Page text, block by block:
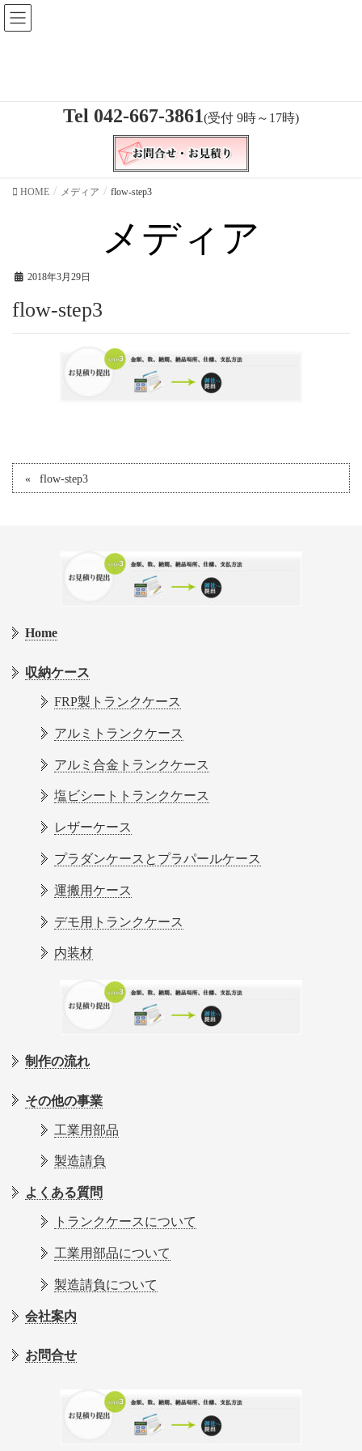
Tel 042-667-3861(受付 9時～17時)
HOME メディア flow-step3
メディア
2018年3月29日
flow-step3
flow-step3
Home
収納ケース
FRP製トランクケース
アルミトランクケース
アルミ合金トランクケース
塩ビシートトランクケース
レザーケース
プラダンケースとプラパールケース
運搬用ケース
デモ用トランクケース
内装材
制作の流れ
その他の事業
工業用部品
製造請負
よくある質問
トランクケースについて
工業用部品について
製造請負について
会社案内
お問合せ